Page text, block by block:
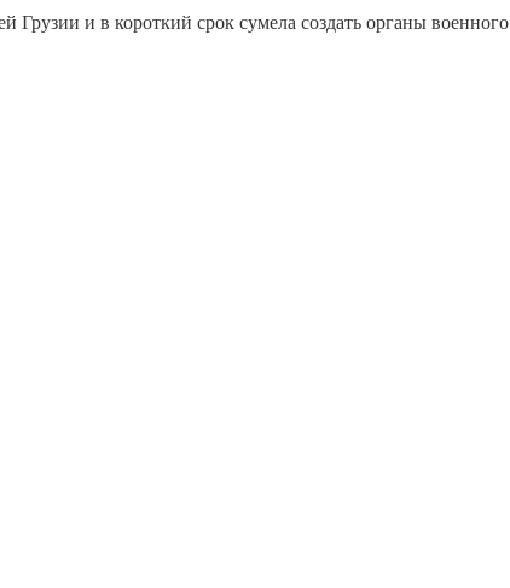
Грузии и в короткий срок сумела создать органы военного